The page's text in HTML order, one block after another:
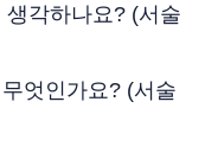
각하나요? (서술
엇인가요? (서술